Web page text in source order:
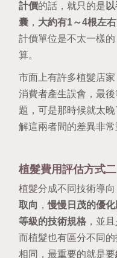
計價的話，就只的是
囊 ， 大約有1～4根左
計價單位是不太一樣
算。
市面上有許多植髮店
消費者產生誤會，最
題，可是那時候就太
解這兩者間的差異非常
植髮費用評估方式
植髮分成不同技術導
取向 ，慢慢日茂的優
等級的技術規格 ，並
而植髮也有區分不同
相同，最重要的就是要